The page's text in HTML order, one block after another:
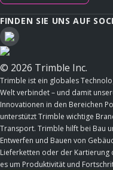
FINDEN SIE UNS AUF
© 2026 Trimble Inc.
Trimble ist ein globales
Welt verbindet – und damit
Innovationen in den Bereichen
unterstützt Trimble wichtige
Transport. Trimble hilft bei Bau
Entwerfen und Bauen von
Lieferketten oder der Kartierung
es um Produktivität und